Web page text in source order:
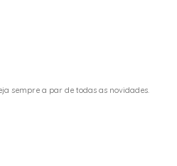
sempre a par de todas as novidades.